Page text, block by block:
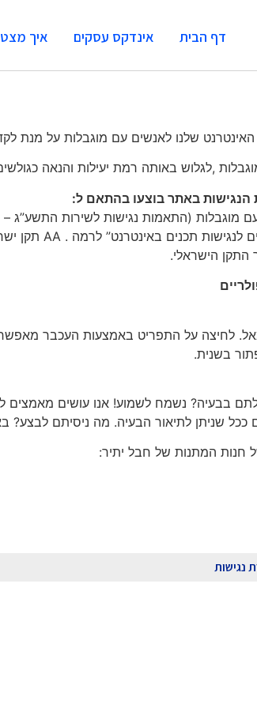
דף הבית אינדקס עסקים איך
שלנו לאנשים עם מוגבלות על מנת לקדם
,לגלוש באותה רמת יעילות והנאה
באתר בוצעו בהתאם ל:
התקן הישראלי.
לחיצה על התפריט באמצעות העכבר
בשנית.
בבעיה? נשמח לשמוע! אנו עושים
שניתן לתיאור הבעיה. מה ניסיתם לבצע?
חנות המתנות של חבל יתיר:
נגישות